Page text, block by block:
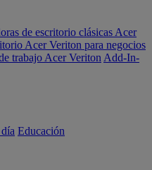
de escritorio clásicas Acer
Acer Veriton para negocios
trabajo Acer Veriton Add-In-
Educación